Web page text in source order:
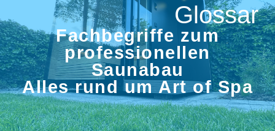
Glossar
Fachbegriffe zum
professionellen
Saunabau
Alles rund um Art of Spa